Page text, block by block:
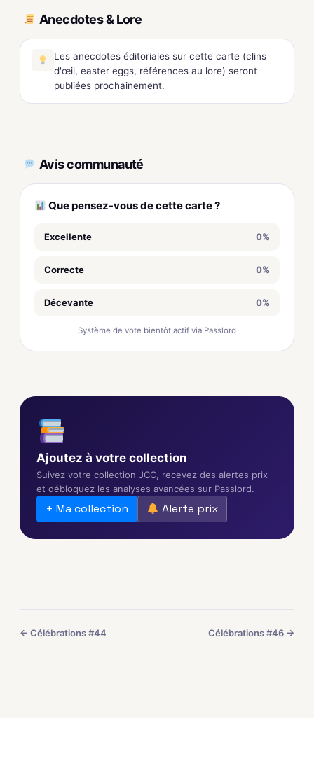
Anecdotes & Lore
Les anecdotes éditoriales sur cette carte (clins
d'œil, easter eggs, références au lore) seront
publiées prochainement.
Avis communauté
Que pensez-vous de cette carte ?
Excellente 0%
Correcte 0%
Décevante 0%
Système de vote bientôt actif via Passlord
Ajoutez à votre collection
Suivez votre collection JCC, recevez des alertes prix
et débloquez les analyses avancées sur Passlord.
+ Ma collection Alerte prix
← Célébrations #44 Célébrations #46 →